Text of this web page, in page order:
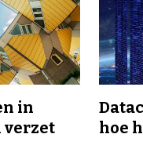
in
verzet
hoe